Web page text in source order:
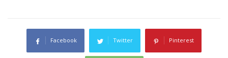
Facebook Twitter Pinterest